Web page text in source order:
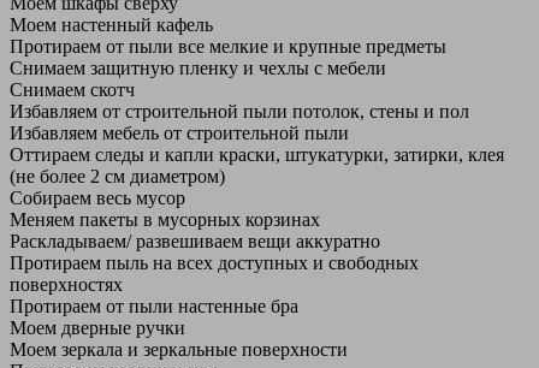
Моем настенный кафель
Протираем от пыли все мелкие и крупные предметы
Снимаем защитную пленку и чехлы с мебели
Снимаем скотч
Избавляем от строительной пыли потолок, стены и пол
Избавляем мебель от строительной пыли
Оттираем следы и капли краски, штукатурки, затирки, клея
(не более 2 см диаметром)
Собираем весь мусор
Меняем пакеты в мусорных корзинах
Раскладываем/ развешиваем вещи аккуратно
Протираем пыль на всех доступных и свободных
поверхностях
Протираем от пыли настенные бра
Моем дверные ручки
Моем зеркала и зеркальные поверхности